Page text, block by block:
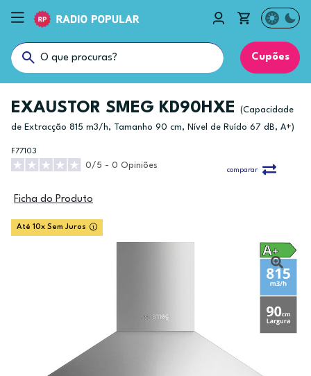
Cupões
EXAUSTOR SMEG KD90HXE
(Capacidade
de Extracção 815 m3/h, Tamanho 90 cm, Nível de Ruído 67 dB, A+)
F77103
0/5 - 0 Opiniões
comparar
Ficha do Produto
Até 10x Sem Juros